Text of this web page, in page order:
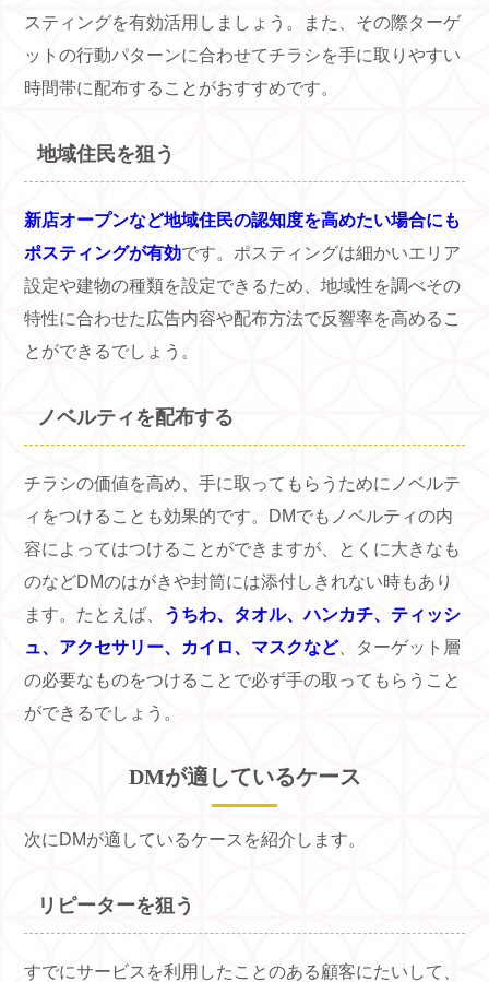
スティングを有効活用しましょう。また、その際ターゲ
ットの行動パターンに合わせてチラシを手に取りやすい
時間帯に配布することがおすすめです。
地域住民を狙う
新店オープンなど地域住民の認知度を高めたい場合にも
ポスティングが有効です。ポスティングは細かいエリア
設定や建物の種類を設定できるため、地域性を調べその
特性に合わせた広告内容や配布方法で反響率を高めるこ
とができるでしょう。
ノベルティを配布する
チラシの価値を高め、手に取ってもらうためにノベルテ
ィをつけることも効果的です。
DMでもノベルティの内
容によってはつけることができますが、とくに大きなも
のなどDMのはがきや封筒には添付しきれない時もあり
ます。たとえば、
うちわ、タオル、ハンカチ、ティッシ
ュ、アクセサリー、カイロ、マスクなど、ターゲット層
の必要なものをつけることで必ず手の取ってもらうこと
ができるでしょう。
DMが適しているケース
次に DMが適しているケースを紹介します。
リピーターを狙う
すでにサービスを利用したことのある顧客にたいして、